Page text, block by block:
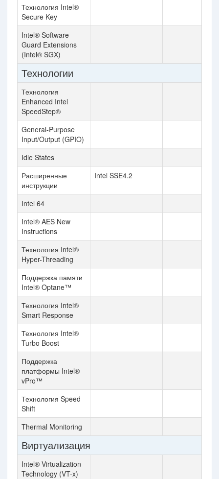
Технология Intel®
Secure Key
Intel® Software
Guard Extensions
(Intel® SGX)
Технологии
Технология
Enhanced Intel
SpeedStep®
General-Purpose
Input/Output (GPIO)
Idle States
Расширенные
инструкции
Intel SSE4.2
Intel 64
Intel® AES New
Instructions
Технология Intel®
Hyper-Threading
Поддержка памяти
Intel® Optane™
Технология Intel®
Smart Response
Технология Intel®
Turbo Boost
Поддержка
платформы Intel®
vPro™
Технология Speed
Shift
Thermal Monitoring
Виртуализация
Intel® Virtualization
Technology (VT-x)